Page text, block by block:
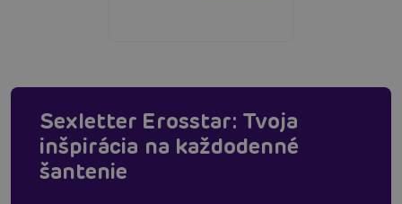
Sexletter Erosstar: Tvoja
inšpirácia na každodenné
šantenie